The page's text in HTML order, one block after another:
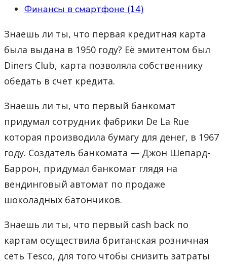
Финансы в смартфоне (14)
Знаешь ли ты, что первая кредитная карта
была выдана в 1950 году? Её эмитентом был
Diners Club, карта позволяла собственнику
обедать в счет кредита.
Знаешь ли ты, что первый банкомат
придумал сотрудник фабрики De La Rue
которая производила бумагу для денег, в 1967
году. Создатель банкомата — Джон Шепард-
Баррон, придумал банкомат глядя на
вендинговый автомат по продаже
шоколадных батончиков.
Знаешь ли ты, что первый cash back по
картам осуществила британская розничная
сеть Tesco, для того чтобы снизить затраты